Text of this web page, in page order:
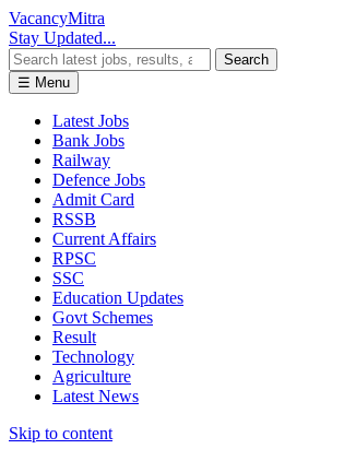
VacancyMitra
Stay Updated...
Search
☰ Menu
Latest Jobs
Bank Jobs
Railway
Defence Jobs
Admit Card
RSSB
Current Affairs
RPSC
SSC
Education Updates
Govt Schemes
Result
Technology
Agriculture
Latest News
Skip to content